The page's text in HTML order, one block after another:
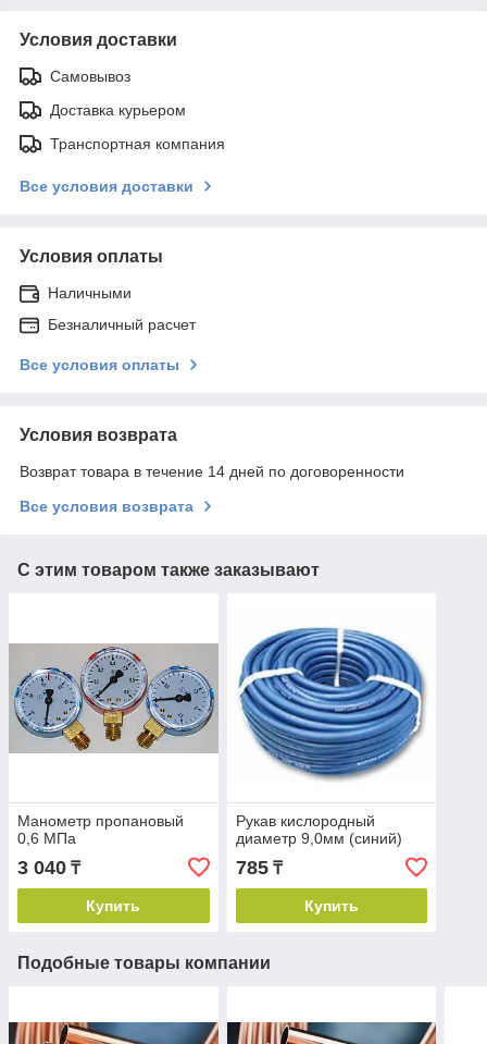
Условия доставки
Самовывоз
Доставка курьером
Транспортная компания
Все условия доставки
Условия оплаты
Наличными
Безналичный расчет
Все условия оплаты
Условия возврата
Возврат товара в течение 14 дней по договоренности
Все условия возврата
С этим товаром также заказывают
Манометр пропановый
0,6 МПа
3 040 ₸
Купить
Рукав кислородный
диаметр 9,0мм (синий)
785₸
Купить
Подобные товары компании